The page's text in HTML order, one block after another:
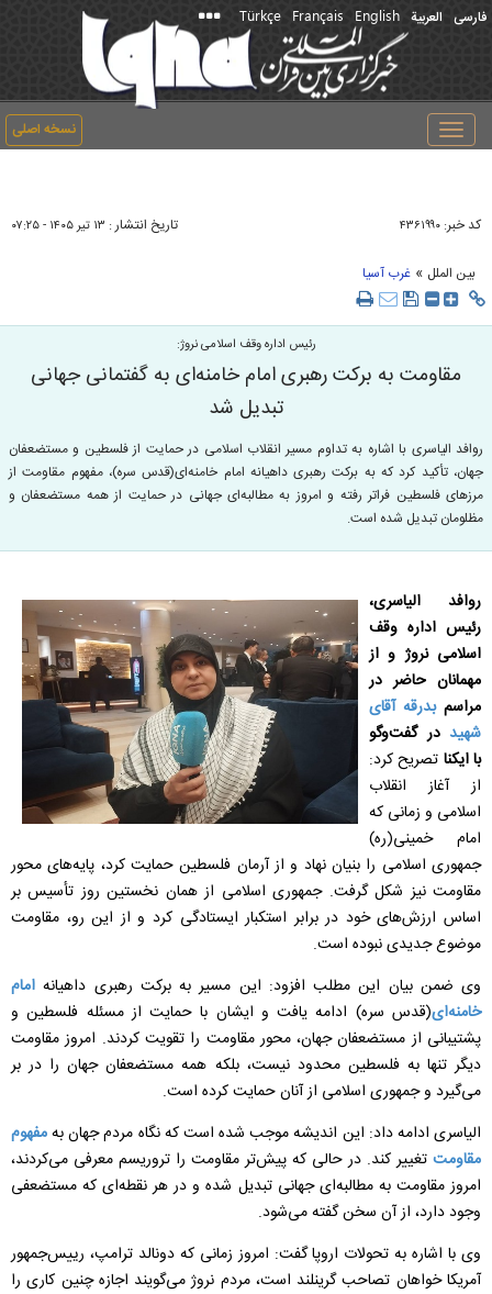
فارسی العربیة English
Français
Türkçe
نسخه اصلی
Toggle
navigation
کد خبر: ۴۳۶۱۹۹۰ تاریخ انتشار : ۱۳ تير ۱۴۰۵ - ۰۷:۲۵
بین الملل » غرب آسیا
رئیس اداره وقف اسلامی نروژ:
مقاومت به برکت رهبری امام خامنه‌ای به گفتمانی جهانی
تبدیل شد
روافد الیاسری با اشاره به تداوم مسیر انقلاب اسلامی در حمایت از فلسطین و مستضعفان
جهان، تأکید کرد که به برکت رهبری داهیانه امام خامنه‌ای(قدس سره)، مفهوم مقاومت از
مرزهای فلسطین فراتر رفته و امروز به مطالبه‌ای جهانی در حمایت از همه مستضعفان و
مظلومان تبدیل شده است.
روافد الیاسری،
رئیس اداره وقف
اسلامی نروژ و از
مهمانان حاضر در
مراسم بدرقه آقای
شهید در گفت‌وگو
با ایکنا تصریح کرد:
از آغاز انقلاب
اسلامی و زمانی که
امام خمینی(ره)
جمهوری اسلامی را بنیان نهاد و از آرمان فلسطین حمایت کرد، پایه‌های محور
مقاومت نیز شکل گرفت. جمهوری اسلامی از همان نخستین روز تأسیس بر
اساس ارزش‌های خود در برابر استکبار ایستادگی کرد و از این رو، مقاومت
موضوع جدیدی نبوده است.
وی ضمن بیان این مطلب افزود: این مسیر به برکت رهبری داهیانه امام
خامنه‌ای(قدس سره) ادامه یافت و ایشان با حمایت از مسئله فلسطین و
پشتیبانی از مستضعفان جهان، محور مقاومت را تقویت کردند. امروز مقاومت
دیگر تنها به فلسطین محدود نیست، بلکه همه مستضعفان جهان را در بر
می‌گیرد و جمهوری اسلامی از آنان حمایت کرده است.
الیاسری ادامه داد: این اندیشه موجب شده است که نگاه مردم جهان بهمفهوم
مقاومت تغییر کند. در حالی که پیش‌تر مقاومت را تروریسم معرفی می‌کردند،
امروز مقاومت به مطالبه‌ای جهانی تبدیل شده و در هر نقطه‌ای که مستضعفی
وجود دارد، از آن سخن گفته می‌شود.
وی با اشاره به تحولات اروپا گفت: امروز زمانی که دونالد ترامپ، رییس‌جمهور
آمریکا خواهان تصاحب گرینلند است، مردم نروژ می‌گویند اجازه چنین کاری را